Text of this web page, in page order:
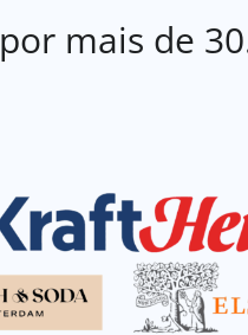
por mais de